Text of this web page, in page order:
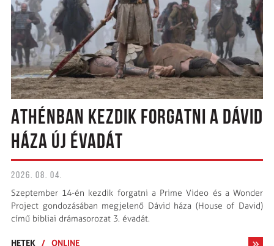
ATHÉNBAN KEZDIK FORGATNI A DÁVID
HÁZA ÚJ ÉVADÁT
2026. 08. 04.
Szeptember 14-én kezdik forgatni a Prime Video és a Wonder
Project gondozásában megjelenő Dávid háza (House of David)
című bibliai drámasorozat 3. évadát.
HETEK / ONLINE